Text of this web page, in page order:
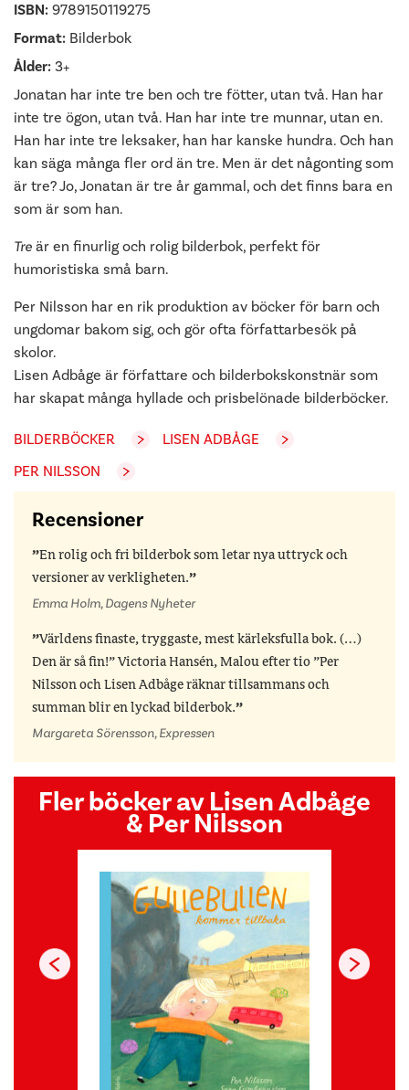
ISBN: 9789150119275
Format: Bilderbok
Ålder: 3+
Jonatan har inte tre ben och tre fötter, utan två. Han har
inte tre ögon, utan två. Han har inte tre munnar, utan en.
Han har inte tre leksaker, han har kanske hundra. Och han
kan säga många fler ord än tre. Men är det någonting som
är tre? Jo, Jonatan är tre år gammal, och det finns bara en
som är som han.
Tre är en finurlig och rolig bilderbok, perfekt för
humoristiska små barn.
Per Nilsson har en rik produktion av böcker för barn och
ungdomar bakom sig, och gör ofta författarbesök på
skolor.
Lisen Adbåge är författare och bilderbokskonstnär som
har skapat många hyllade och prisbelönade bilderböcker.
BILDERBÖCKER
LISEN ADBÅGE
PER NILSSON
Recensioner
En rolig och fri bilderbok som letar nya uttryck och
versioner av verkligheten.
Emma Holm, Dagens Nyheter
Världens finaste, tryggaste, mest kärleksfulla bok. (…)
Den är så fin!” Victoria Hansén, Malou efter tio ”Per
Nilsson och Lisen Adbåge räknar tillsammans och
summan blir en lyckad bilderbok.
Margareta Sörensson, Expressen
Fler böcker av Lisen Adbåge
& Per Nilsson